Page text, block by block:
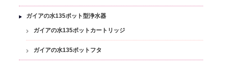
ガイアの水135ポット型浄水器
ガイアの水135ポットカートリッジ
ガイアの水135ポットフタ